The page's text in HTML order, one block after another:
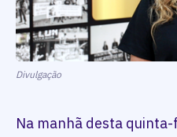
Divulgação
Na manhã desta